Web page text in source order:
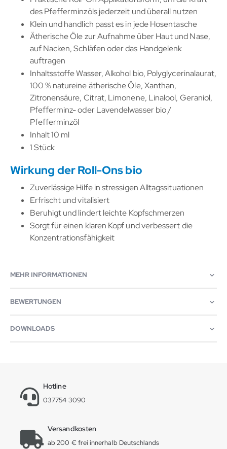
des Pfefferminzöls jederzeit und überall nutzen
Klein und handlich passt es in jede Hosentasche
Ätherische Öle zur Aufnahme über Haut und Nase,
auf Nacken, Schläfen oder das Handgelenk
auftragen
Inhaltsstoffe Wasser, Alkohol bio, Polyglycerinalaurat,
100 % natureine ätherische Öle, Xanthan,
Zitronensäure, Citrat, Limonene, Linalool, Geraniol,
Pfefferminz- oder Lavendelwasser bio /
Pfefferminzöl
Inhalt 10 ml
1 Stück
Wirkung der Roll-Ons bio
Zuverlässige Hilfe in stressigen Alltagssituationen
Erfrischt und vitalisiert
Beruhigt und lindert leichte Kopfschmerzen
Sorgt für einen klaren Kopf und verbessert die
Konzentrationsfähigkeit
MEHR INFORMATIONEN
BEWERTUNGEN
DOWNLOADS
Hotline
037754 3090
Versandkosten
ab 200 € frei innerhalb Deutschlands